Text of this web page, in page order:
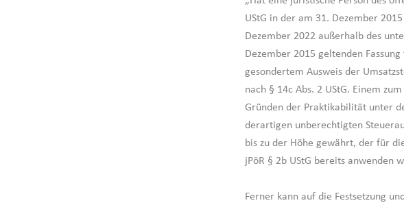
UStG in der am 31. Dezember
Dezember 2022 außerhalb des
Dezember 2015 geltenden
gesondertem Ausweis der
nach § 14c Abs. 2 UStG. Einem
Gründen der Praktikabilität unter
derartigen unberechtigten
bis zu der Höhe gewährt, der für
jPöR § 2b UStG bereits anwenden
Ferner kann auf die Festsetzung